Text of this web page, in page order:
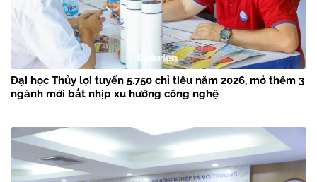
Đại học Thủy lợi tuyển 5.750 chỉ tiêu năm 2026, mở thêm 3
ngành mới bắt nhịp xu hướng công nghệ